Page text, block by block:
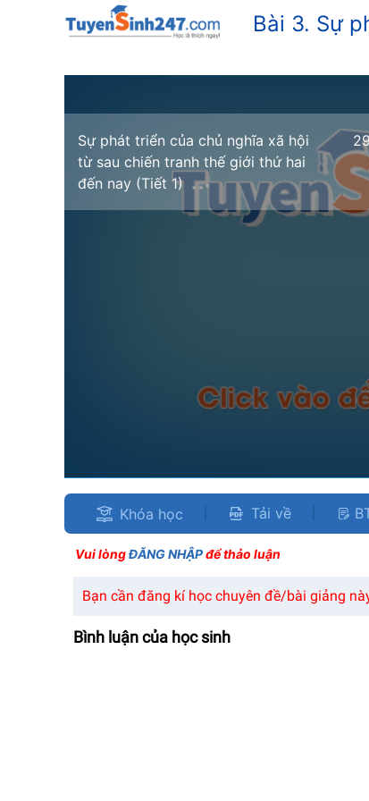
Bài 3. Sự
Sự phát triển của chủ nghĩa xã hội
từ sau chiến tranh thế giới thứ hai
đến nay (Tiết 1)
Khóa học Tải về
Vui lòngĐĂNG NHẬPđể thảo luận
Bạn cần đăng kí học chuyên đề/bài giảng
Bình luận của học sinh